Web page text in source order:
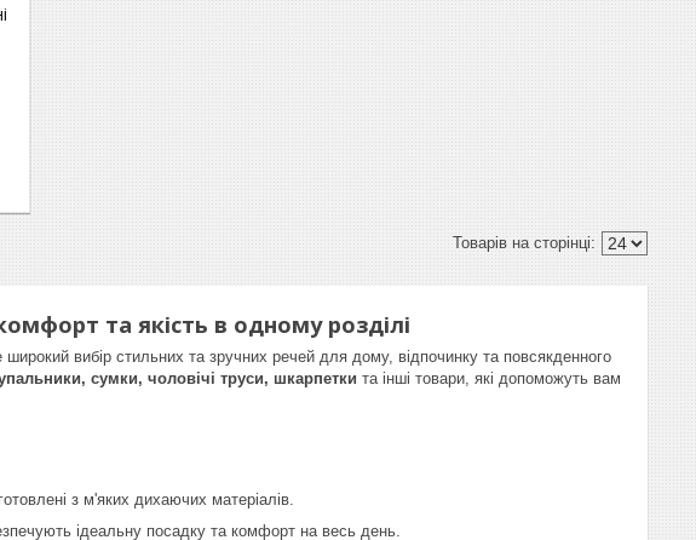
та якість в одному розділі
вибір стильних та зручних речей для дому, відпочинку та повсякденного
сумки, чоловічі труси, шкарпетки та інші товари, які допоможуть вам
з м'яких дихаючих матеріалів.
ідеальну посадку та комфорт на весь день.